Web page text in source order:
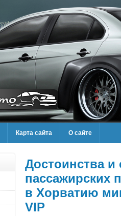
Карта сайта О сайте
Достоинства и
пассажирских
в Хорватию
VIP